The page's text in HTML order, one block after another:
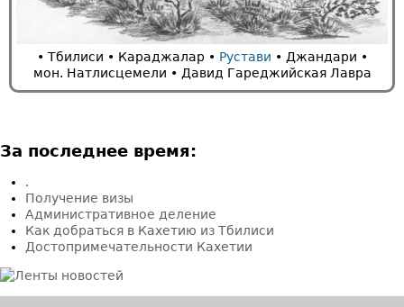
• Тбилиси • Караджалар • Рустави • Джандари •
мон. Натлисцемели • Давид Гареджийская Лавра
За последнее время:
.
Получение визы
Административное деление
Как добраться в Кахетию из Тбилиси
Достопримечательности Кахетии